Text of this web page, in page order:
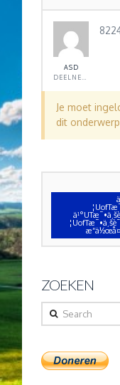
ASD
Je moet
dit
ZOEKEN
Search